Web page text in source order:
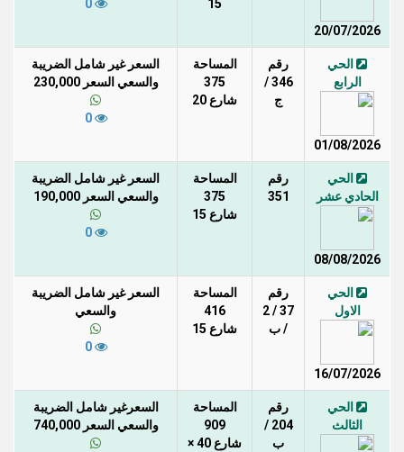
20/07/2026
15
0
الحي
الرابع
01/08/2026
رقم
346 /
ج
المساحة
375
شارع 20
السعر غير شامل الضريبة
والسعي السعر 230,000
0
الحي
الحادي عشر
08/08/2026
رقم
351
المساحة
375
شارع 15
السعر غير شامل الضريبة
والسعي السعر 190,000
0
الحي
الاول
16/07/2026
رقم
37 / 2
/ ب
المساحة
416
شارع 15
السعر غير شامل الضريبة
والسعي
0
الحي
الثالث
رقم
204 /
ب
المساحة
909
شارع 40 ×
السعرغير شامل الضريبة
والسعي السعر 740,000